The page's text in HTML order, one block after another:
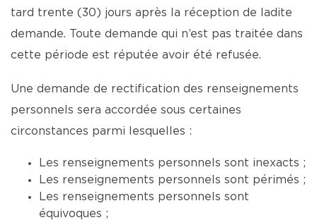
tard trente (30) jours après la réception de ladite
demande. Toute demande qui n’est pas traitée dans
cette période est réputée avoir été refusée.
Une demande de rectification des renseignements
personnels sera accordée sous certaines
circonstances parmi lesquelles :
Les renseignements personnels sont inexacts ;
Les renseignements personnels sont périmés ;
Les renseignements personnels sont
équivoques ;